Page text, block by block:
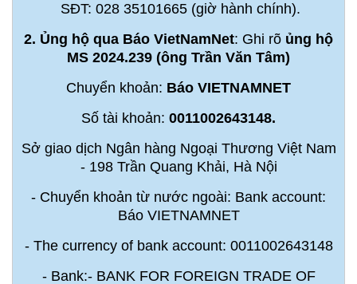
SĐT: 028 35101665 (giờ hành chính).
2. Ủng hộ qua Báo VietNamNet: Ghi rõ ủng hộ
MS 2024.239 (ông Trần Văn Tâm)
Chuyển khoản: Báo VIETNAMNET
Số tài khoản: 0011002643148.
Sở giao dịch Ngân hàng Ngoại Thương Việt Nam
- 198 Trần Quang Khải, Hà Nội
- Chuyển khoản từ nước ngoài: Bank account:
Báo VIETNAMNET
- The currency of bank account: 0011002643148
- Bank:- BANK FOR FOREIGN TRADE OF